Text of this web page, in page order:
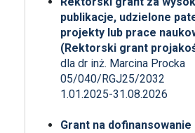
publikacje, udzielone
projekty lub prace
(Rektorski grant
dla dr inż. Marcina Procka
05/040/RGJ25/2032
1.01.2025-31.08.2026
Grant na dofinansowanie